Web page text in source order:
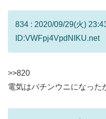
834 : 2020/09/29(火)
ID:VWFpj4VpdNIKU.net
>>820
電気はバチンウニになった